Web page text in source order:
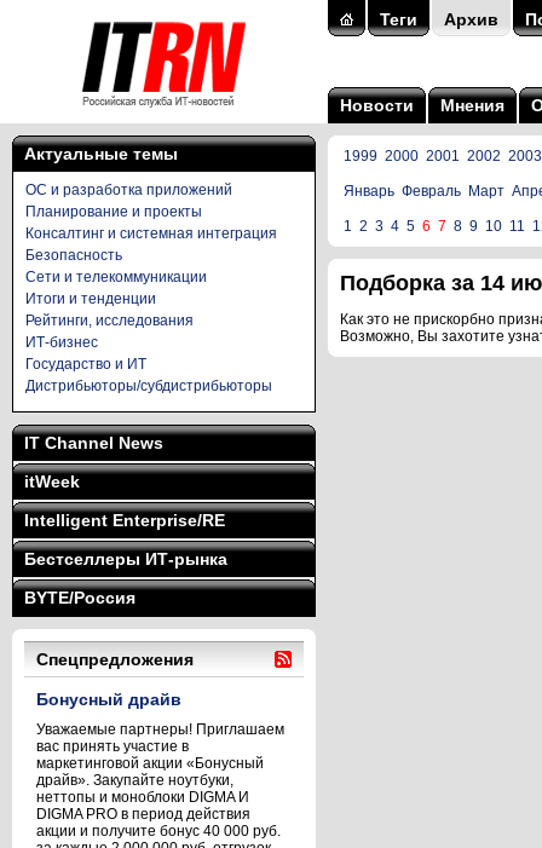
Теги Архив
Новости Мнения
Актуальные темы
ОС и разработка приложений
Планирование и проекты
Консалтинг и системная интеграция
Безопасность
Сети и телекоммуникации
Итоги и тенденции
Рейтинги, исследования
ИТ-бизнес
Государство и ИТ
Дистрибьюторы/субдистрибьюторы
IT Channel News
itWeek
Intelligent Enterprise/RE
Бестселлеры ИТ-рынка
BYTE/Россия
Спецпредложения
Бонусный драйв
Уважаемые партнеры! Приглашаем
вас принять участие в
маркетинговой акции «Бонусный
драйв». Закупайте ноутбуки,
неттопы и моноблоки DIGMA И
DIGMA PRO в период действия
акции и получите бонус 40 000 руб.
1999 2000 2001 2002 2003
Январь Февраль Март
1 2 3 4 5 6 7 8 9 10 11
Подборка за 14
Как это не прискорбно
Возможно, Вы захотите